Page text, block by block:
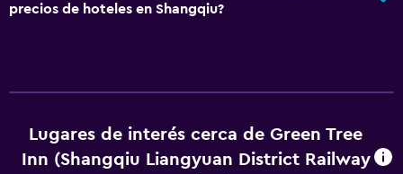
precios de hoteles en Shangqiu?
Lugares de interés cerca de Green Tree
Inn (Shangqiu Liangyuan District Railway